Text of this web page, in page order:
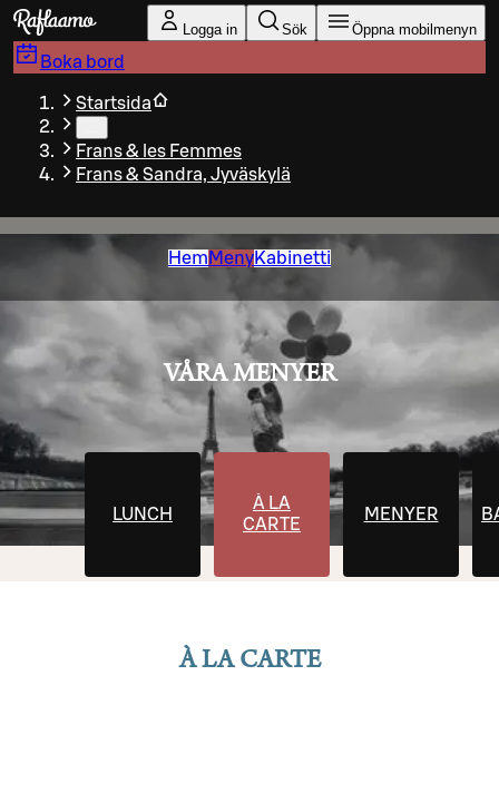
Gå till huvudinnehållet
Logga in Sök Öppna mobilmenyn
Boka bord
Startsida
Frans & les Femmes
Frans & Sandra, Jyväskylä
Hem MenyKabinetti
VÅRA MENYER
LUNCH
À LA
CARTE
MENYER
À LA CARTE